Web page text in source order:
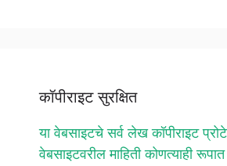
कॉपीराइट सुरक्षित
या वेबसाइटचे सर्व लेख कॉपीराइट
वेबसाइटवरील माहिती कोणत्याही